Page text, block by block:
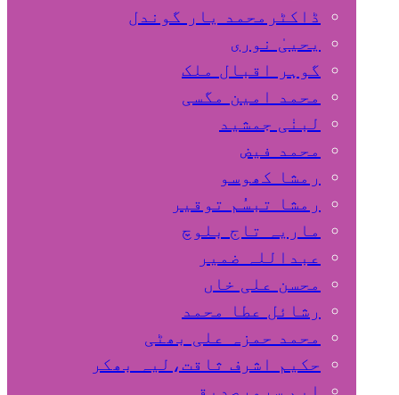
ڈاکٹرمحمد یار گوندل
گوہر اقبال ملک
محمد امین مگسی
لبنٰی جمشید
محمد فیض
رمشا کھوسو
رمشا تبسُم توقیر
ماریہ تاج بلوچ
عبداللہ ضمیر
محسن علی خاں
رشائل عطا محمد
محمد حمزہ علی بھٹی
حکیم اشرف ثاقت،لیہ بھکر
ایم سرورصدیقی